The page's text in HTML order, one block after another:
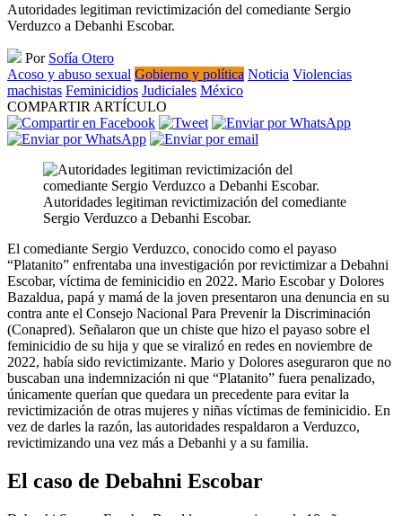
Autoridades legitiman revictimización del comediante Sergio
Verduzco a Debanhi Escobar.
Por Sofía Otero
Acoso y abuso sexual Gobierno y política Noticia Violencias
machistas Feminicidios Judiciales México
COMPARTIR ARTÍCULO
Autoridades legitiman revictimización del comediante
Sergio Verduzco a Debanhi Escobar.
El comediante Sergio Verduzco, conocido como el payaso
“Platanito” enfrentaba una investigación por revictimizar a Debahni
Escobar, víctima de feminicidio en 2022. Mario Escobar y Dolores
Bazaldua, papá y mamá de la joven presentaron una denuncia en su
contra ante el Consejo Nacional Para Prevenir la Discriminación
(Conapred). Señalaron que un chiste que hizo el payaso sobre el
feminicidio de su hija y que se viralizó en redes en noviembre de
2022, había sido revictimizante. Mario y Dolores aseguraron que no
buscaban una indemnización ni que “Platanito” fuera penalizado,
únicamente querían que quedara un precedente para evitar la
revictimización de otras mujeres y niñas víctimas de feminicidio. En
vez de darles la razón, las autoridades respaldaron a Verduzco,
revictimizando una vez más a Debanhi y a su familia.
El caso de Debahni Escobar